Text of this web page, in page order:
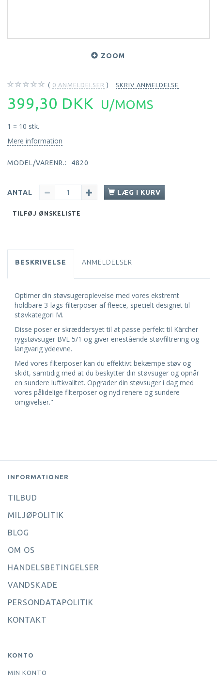
ZOOM
0 ANMELDELSER SKRIV ANMELDELSE
399,30 DKK U/MOMS
1 = 10 stk.
Mere information
MODEL/VARENR.: 4820
ANTAL LÆG I KURV
TILFØJ ØNSKELISTE
BESKRIVELSE ANMELDELSER
Optimer din støvsugeroplevelse med vores ekstremt
holdbare 3-lags-filterposer af fleece, specielt designet til
støvkategori M.
Disse poser er skræddersyet til at passe perfekt til Kärcher
rygstøvsuger BVL 5/1 og giver enestående støvfiltrering og
langvarig ydeevne.
Med vores filterposer kan du effektivt bekæmpe støv og
skidt, samtidig med at du beskytter din støvsuger og opnår
en sundere luftkvalitet. Opgrader din støvsuger i dag med
vores pålidelige filterposer og nyd renere og sundere
omgivelser."
INFORMATIONER
TILBUD
MILJØPOLITIK
BLOG
OM OS
HANDELSBETINGELSER
VANDSKADE
PERSONDATAPOLITIK
KONTAKT
KONTO
MIN KONTO